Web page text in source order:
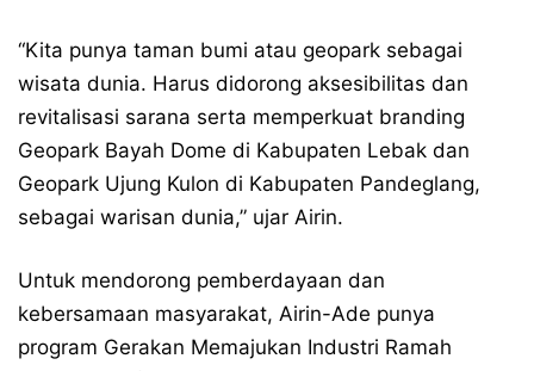
“Kita punya taman bumi atau geopark sebagai
wisata dunia. Harus didorong aksesibilitas dan
revitalisasi sarana serta memperkuat branding
Geopark Bayah Dome di Kabupaten Lebak dan
Geopark Ujung Kulon di Kabupaten Pandeglang,
sebagai warisan dunia,” ujar Airin.
Untuk mendorong pemberdayaan dan
kebersamaan masyarakat, Airin-Ade punya
program Gerakan Memajukan Industri Ramah